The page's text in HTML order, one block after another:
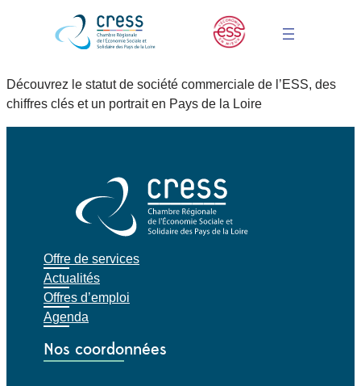
Découvrez le statut de société commerciale de l’ESS, des
chiffres clés et un portrait en Pays de la Loire
Offre de services
Actualités
Offres d’emploi
Agenda
Nos coordonnées